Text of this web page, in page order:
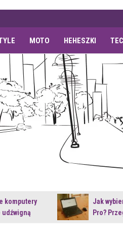
MOTO HEHESZKI
komputery
udźwigną
Jak
Pro?